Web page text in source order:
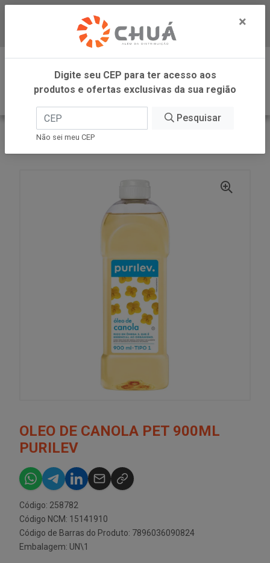
Baixe já nosso APP
0
INÍCIO
CARGILL VAREJO
OLEO DE CANOLA PET 900ML
PURILEV
Código: 258782
Código NCM: 15141910
Código de Barras do Produto: 7896036090824
Embalagem: UN\1
×
Digite seu CEP para ter acesso aos
produtos e ofertas exclusivas da sua região
Pesquisar
Não sei meu CEP